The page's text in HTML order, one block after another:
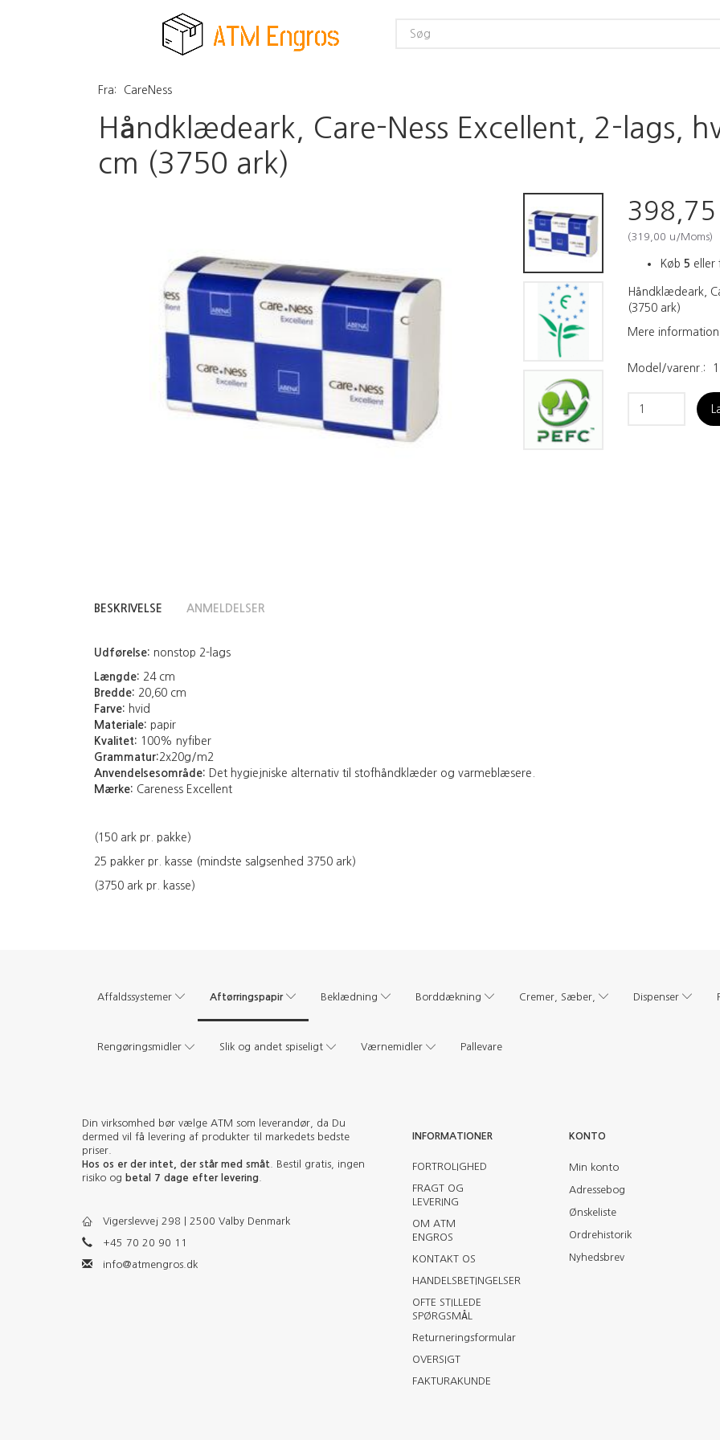
Fra: CareNess
Håndklædeark, Care-Ness Excellent, 2-lags,
cm (3750 ark)
398,75
(319,00 u/Moms)
Køb 5 eller
Håndklædeark,
(3750 ark)
Mere information
Model/varenr.:
BESKRIVELSE ANMELDELSER
Udførelse: nonstop 2-lags
Længde: 24 cm
Bredde: 20,60 cm
Farve: hvid
Materiale: papir
Kvalitet: 100% nyfiber
Grammatur:2x20g/m2
Anvendelsesområde: Det hygiejniske alternativ til stofhåndklæder og varmeblæsere.
Mærke: Careness Excellent
(150 ark pr. pakke)
25 pakker pr. kasse (mindste salgsenhed 3750 ark)
(3750 ark pr. kasse)
Affaldssystemer Aftørringspapir Beklædning Borddækning Cremer, Sæber, Dispenser
Rengøringsmidler Slik og andet spiseligt Værnemidler Pallevare
Din virksomhed bør vælge ATM som leverandør, da Du
dermed vil få levering af produkter til markedets bedste
priser.
Hos os er der intet, der står med småt . Bestil gratis, ingen
risiko og betal 7 dage efter levering
Vigerslevvej 298 | 2500 Valby Denmark
+45 70 20 90 11
info@atmengros.dk
INFORMATIONER
FORTROLIGHED
FRAGT OG
LEVERING
OM ATM
ENGROS
KONTAKT OS
HANDELSBETINGELSER
OFTE STILLEDE
SPØRGSMÅL
Returneringsformular
OVERSIGT
FAKTURAKUNDE
KONTO
Min konto
Adressebog
Ønskeliste
Ordrehistorik
Nyhedsbrev